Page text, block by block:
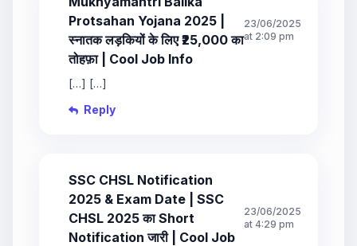
Protsahan Yojana 2025 |
स्नातक लड़कियों के लिए ₹25,000 का
तोहफ़ा | Cool Job Info
23/06/2025
at 2:09 pm
[…] […]
Reply
SSC CHSL Notification
2025 & Exam Date | SSC
CHSL 2025 का Short
Notification जारी | Cool Job
23/06/2025
at 4:29 pm